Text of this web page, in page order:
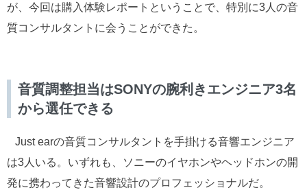
が、今回は購入体験レポートということで、特別に3人の音
質コンサルタントに会うことができた。
音質調整担当はSONYの腕利きエンジニア3名
から選任できる
Just earの音質コンサルタントを手掛ける音響エンジニア
は3人いる。いずれも、ソニーのイヤホンやヘッドホンの開
発に携わってきた音響設計のプロフェッショナルだ。